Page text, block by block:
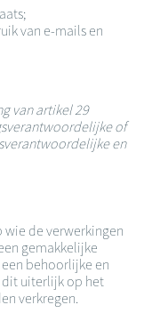
van e-mails en
van artikel 29
of
en
wie de verwerkingen
gemakkelijke
behoorlijke en
dit uiterlijk op het
verkregen.